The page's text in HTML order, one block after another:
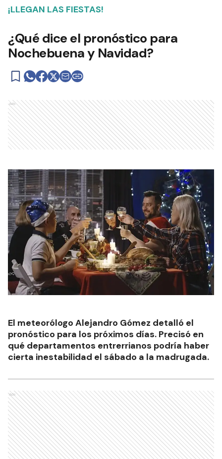
¡LLEGAN LAS FIESTAS!
¿Qué dice el pronóstico para
Nochebuena y Navidad?
Ads
El meteorólogo Alejandro Gómez detalló el
pronóstico para los próximos días. Precisó en
qué departamentos entrerrianos podría haber
cierta inestabilidad el sábado a la madrugada.
Ads